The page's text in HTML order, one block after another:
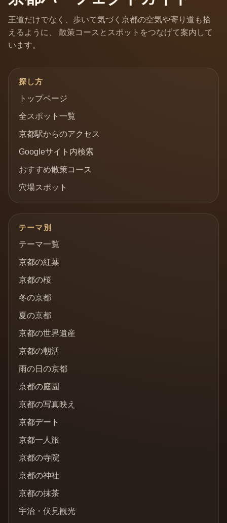
王道だけでなく、歩いて気づく京都の空気や寄り道も拾
えるように、 散策コースとスポットをつなげて案内して
います。
探し方
トップページ
全スポット一覧
京都駅からのアクセス
Googleサイト内検索
おすすめ散策コース
穴場スポット
テーマ別
テーマ一覧
京都の紅葉
京都の桜
冬の京都
夏の京都
京都の世界遺産
京都の朝活
雨の日の京都
京都の庭園
京都の写真映え
京都デート
京都一人旅
京都の寺院
京都の神社
京都の抹茶
宇治・伏見観光